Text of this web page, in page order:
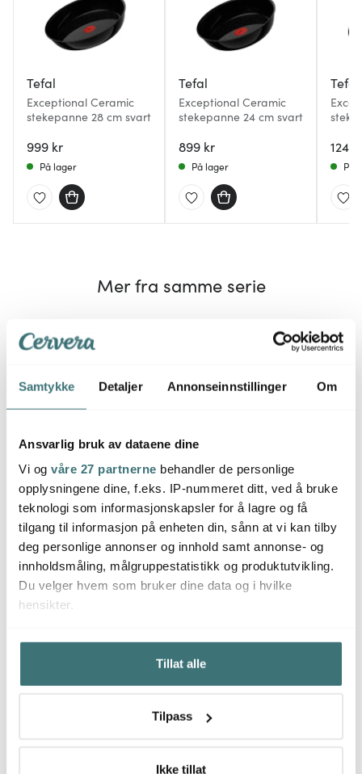
Samtykke Detaljer Annonseinnstillinger Om
Ansvarlig bruk av dataene dine
Vi og våre 27 partnerne behandler de personlige
opplysningene dine, f.eks. IP-nummeret ditt, ved å bruke
teknologi som informasjonskapsler for å lagre og få
tilgang til informasjon på enheten din, sånn at vi kan tilby
deg personlige annonser og innhold samt annonse- og
innholdsmåling, målgruppestatistikk og produktutvikling.
Du velger hvem som bruker dine data og i hvilke
hensikter.
Hvis du gir oss lov, vil vi også gjerne:
Innhente informasjon om den geografiske
beliggenheten din, som kan være nøyaktig innenfor
Identifisere enheten din ved å aktivt skanne den for
kan du lese om hvordan dine personlige
Tillat alle
Tilpass
Ikke tillat
Tefal
Exceptional Ceramic
stekepanne 28 cm svart
999 kr
På lager
Tefal
Exceptional Ceramic
stekepanne 24 cm svart
899 kr
På lager
Tefal
1249
På
Mer fra samme serie
Tefal
Exceptional Ceramic
wokpanne 28 cm svart
1149 kr
På lager
Tefal
Exceptional Ceramic
pannekakepanne 25
cm svart
899 kr
På lager
cm
Du kanskje også liker